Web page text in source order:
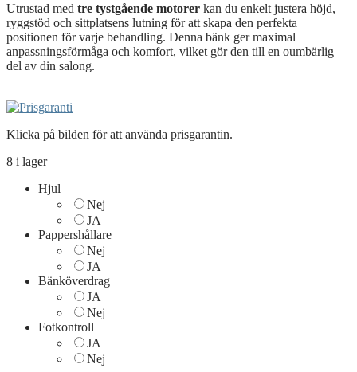
Utrustad med tre tystgående motorer kan du enkelt justera höjd,
ryggstöd och sittplatsens lutning föratt skapa den perfekta
positionen förvarje behandling. Denna bänk germaximal
anpassningsförmåga och komfort, vilket görden till en oumbärlig
del av din salong.
Klicka på bilden för att använda prisgarantin.
8 i lager
Hjul
Nej
JA
Pappershållare
Nej
JA
Bänköverdrag
JA
Nej
Fotkontroll
JA
Nej